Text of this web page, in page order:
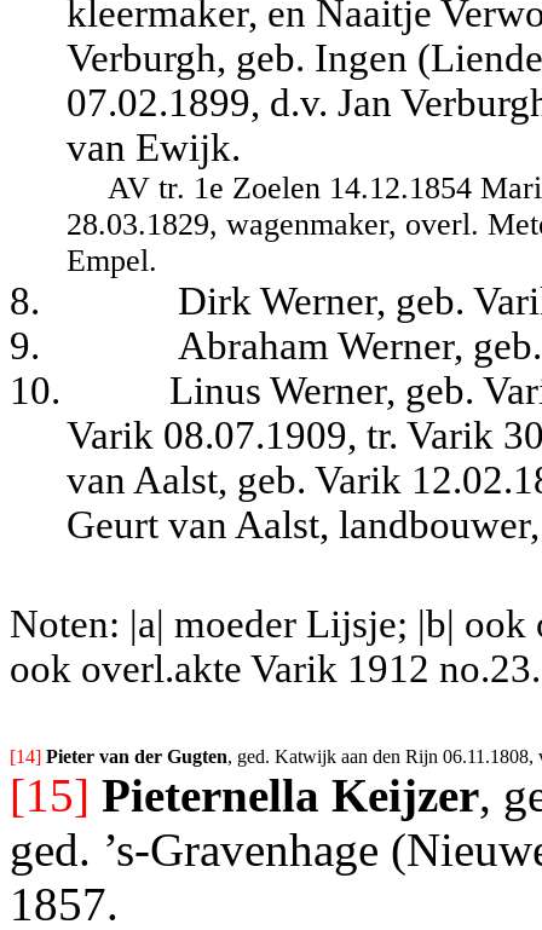
kleermaker, en Naaitje
Verburgh, geb. Ingen
07.02.1899, d.v. Jan
van Ewijk.
AV tr. 1e Zoelen 14.12.1854
28.03.1829, wagenmaker, overl.
Empel.
8.
Dirk Werner, geb.
9.
Abraham Werner,
10.
Linus Werner, geb.
Varik 08.07.1909, tr. Varik
van Aalst, geb. Varik
Geurt van Aalst,
Noten: |a| moeder Lijsje; |b|
ook overl.akte Varik 1912 no.23.
[14] Pieter van der Gugten, ged. Katwijk aan den Rijn 06.11.1808,
[15] Pieternella Keijzer,
ged. ’s-Gravenhage
1857.